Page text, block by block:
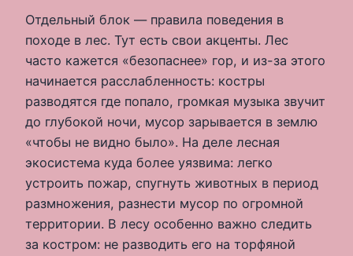
Отдельный блок — правила поведения в
походе в лес. Тут есть свои акценты. Лес
часто кажется «безопаснее» гор, и из-за этого
начинается расслабленность: костры
разводятся где попало, громкая музыка звучит
до глубокой ночи, мусор зарывается в землю
«чтобы не видно было». На деле лесная
экосистема куда более уязвима: легко
устроить пожар, спугнуть животных в период
размножения, разнести мусор по огромной
территории. В лесу особенно важно следить
за костром: не разводить его на торфяной